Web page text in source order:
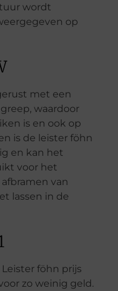
wordt
op
met een
waardoor
is en ook op
is de leister föhn
en kan het
voor het
van
lassen in de
föhn prijs
zo weinig geld.